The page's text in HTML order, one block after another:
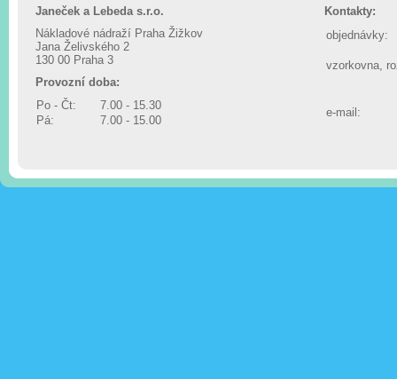
Janeček a Lebeda s.r.o.
Nákladové nádraží Praha Žižkov
Jana Želivského 2
130 00 Praha 3
Provozní doba:
Po - Čt:
7.00 - 15.30
Pá:
7.00 - 15.00
Kontakty:
objednávky:
vzorkovna,
e-mail: